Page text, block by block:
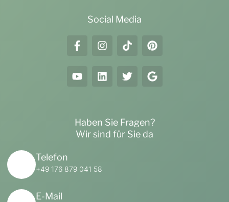
Social Media
Haben Sie Fragen?
Wir sind für Sie da
Telefon
+49 176 879 041 58
E-Mail